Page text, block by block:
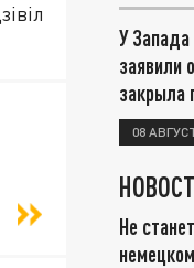
У
заявили
закрыла
08
Не